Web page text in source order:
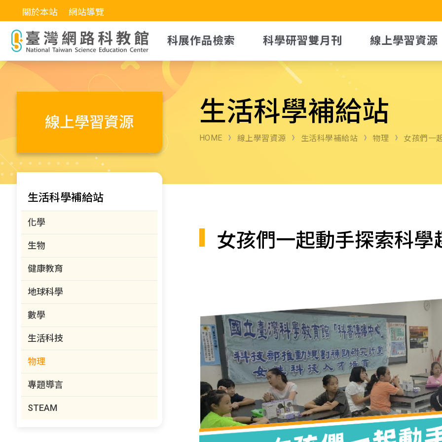
關於本站 網站導覽
科展作品檢索 科學研習雙月刊 線上學習資源
線上學習資源 生活科學補給站
HOME 線上學習資源 生活科學補給站 物理 女孩們一
生活科學補給站
化學
生物
健康教育
地球科學
數學
生活科技
物理
專題導言
STEAM
女孩們一起動手探索科學